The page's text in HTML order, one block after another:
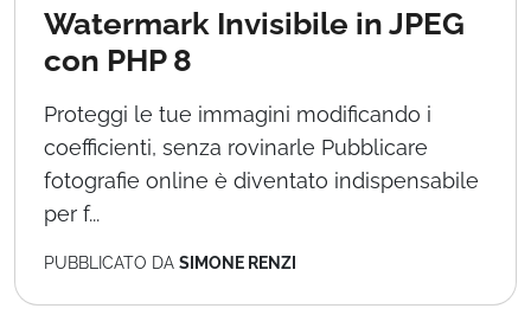
Watermark Invisibile in JPEG
con PHP 8
Proteggi le tue immagini modificando i
coefficienti, senza rovinarle Pubblicare
fotografie online è diventato indispensabile
per f...
PUBBLICATO DA SIMONE RENZI